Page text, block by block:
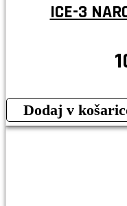
ICE-3
Dodaj v